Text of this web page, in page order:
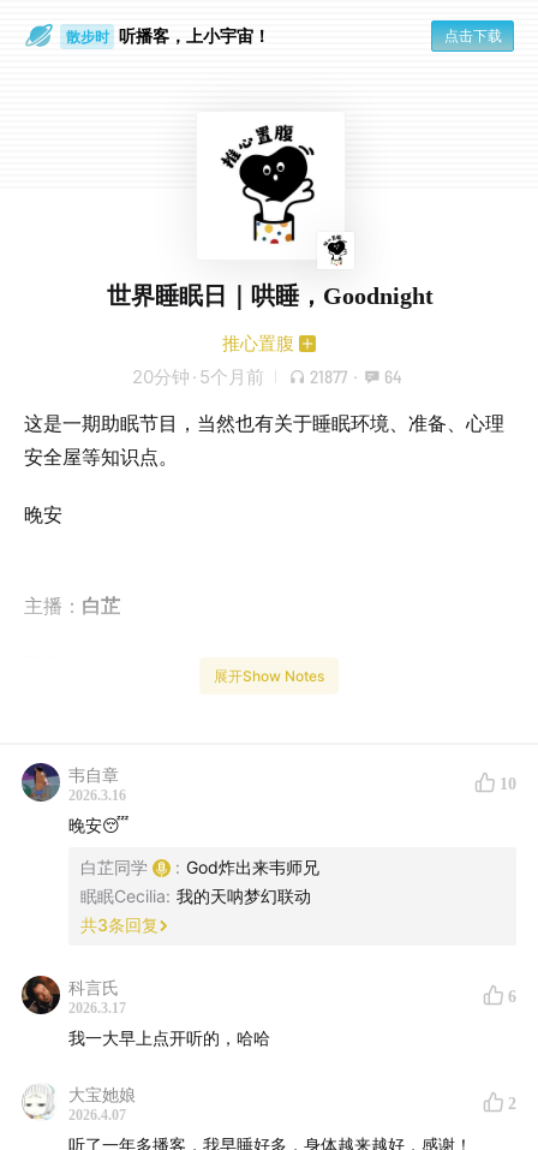
散步时 听播客，上小宇宙！ 点击下载
世界睡眠日｜哄睡，Goodnight
推心置腹
20分钟 · 5个月前 21877 · 64
这是一期助眠节目，当然也有关于睡眠环境、准备、心理
安全屋等知识点。
晚安
主播： 白芷
·The stars in the sky（together）
·Rain string雨弦
·Jazz博主 9to9calm
展开Show Notes
韦自章
2026.3.16
10
晚安😴
白芷同学 : God炸出来韦师兄
眠眠Cecilia: 我的天呐梦幻联动
共3条回复
科言氏
2026.3.17
6
我一大早上点开听的，哈哈
大宝她娘
2026.4.07
2
听了一年多播客，我早睡好多，身体越来越好，感谢！